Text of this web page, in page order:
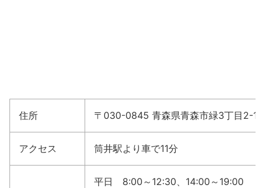
住所 〒030-0845 青森県青森市緑3丁目2-13
アクセス 筒井駅より車で11分
平日 8:00～12:30、14:00～19:00